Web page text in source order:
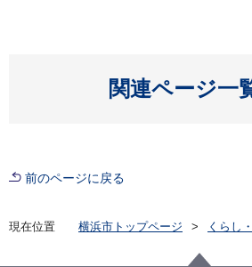
関連ページ一
開く
前のページに戻る
現在位置 横浜市トップページ
くらし
小川の散歩道